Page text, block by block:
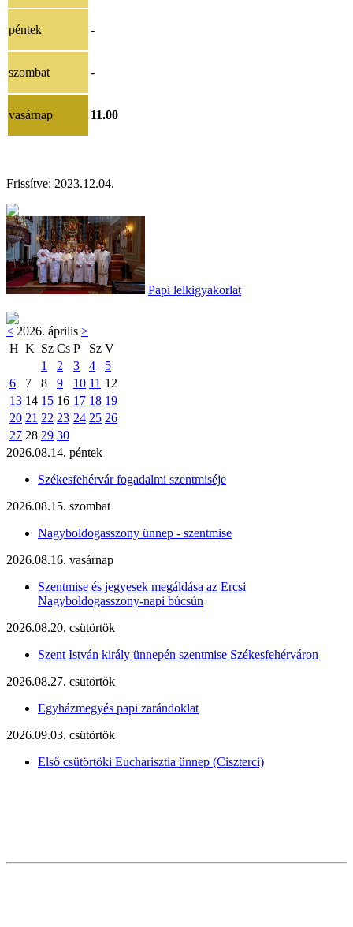
péntek -
szombat -
vasárnap 11.00
Frissítve: 2023.12.04.
Papi lelkigyakorlat
< 2026. április >
H K Sz Cs P Sz V
1
2 3 4
5
6
7 8 9 10 11 12
13 14 15 16 17 18 19
20 21 22 23 24 25 26
27 28 29 30
2026.08.14. péntek
Székesfehérvár fogadalmi szentmiséje
2026.08.15. szombat
Nagyboldogasszony ünnep - szentmise
2026.08.16. vasárnap
Szentmise és jegyesek megáldása az Ercsi
Nagyboldogasszony-napi búcsún
2026.08.20. csütörtök
Szent István király ünnepén szentmise Székesfehérváron
2026.08.27. csütörtök
Egyházmegyés papi zarándoklat
2026.09.03. csütörtök
Első csütörtöki Eucharisztia ünnep (Ciszterci)